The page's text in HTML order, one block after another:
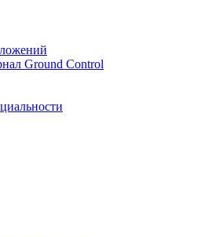
Ground Control